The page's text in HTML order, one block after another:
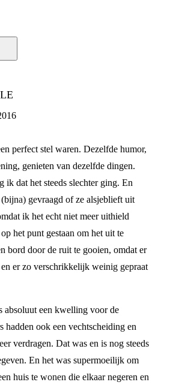
perfect stel waren. Dezelfde humor,
genieten van dezelfde dingen.
ik dat het steeds slechter ging. En
gevraagd of ze alsjeblieft uit
ik het echt niet meer uithield
het punt gestaan om het uit te
bord door de ruit te gooien, omdat er
er zo verschrikkelijk weinig gepraat
absoluut een kwelling voor de
hadden ook een vechtscheiding en
verdragen. Dat was en is nog steeds
En het was supermoeilijk om
huis te wonen die elkaar negeren en